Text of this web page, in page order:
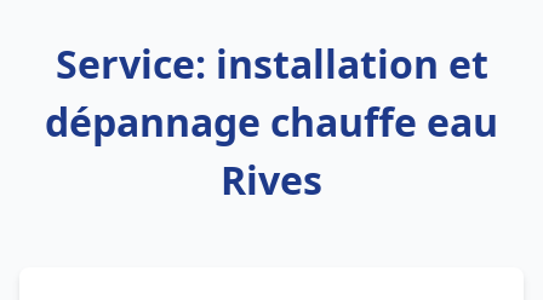
Service: installation et
dépannage chauffe eau
Rives